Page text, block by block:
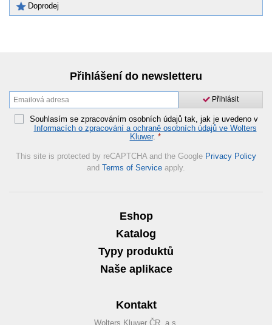
Doprodej
Přihlášení do newsletteru
Přihlásit
Souhlasím se zpracováním osobních údajů tak, jak je uvedeno v
Informacích o zpracování a ochraně osobních údajů ve Wolters
Kluwer. *
This site is protected by reCAPTCHA and the Google Privacy Policy
and Terms of Service apply.
Eshop
Katalog
Typy produktů
Naše aplikace
Kontakt
Wolters Kluwer ČR, a.s.